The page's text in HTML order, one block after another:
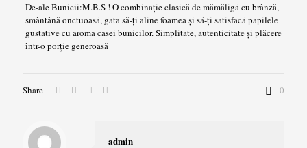
De-ale Bunicii:M.B.S ! O combinație clasică de mămăligă cu brânză,
smântână onctuoasă, gata să-ți aline foamea și să-ți satisfacă papilele
gustative cu aroma casei bunicilor. Simplitate, autenticitate și plăcere
într-o porție generoasă
Share 0
admin